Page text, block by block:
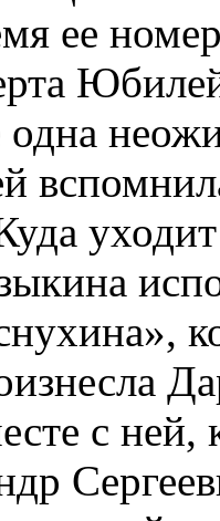
ее
одна
с